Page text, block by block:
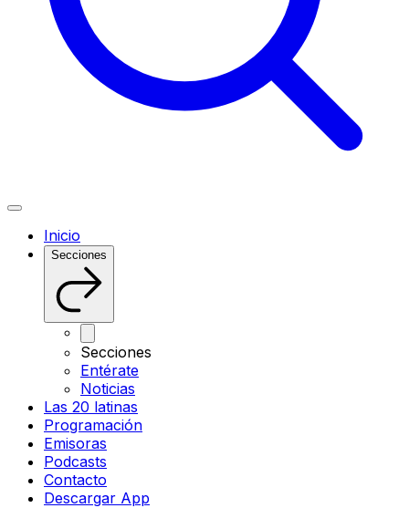
Inicio
Secciones
Secciones
Entérate
Noticias
Las 20 latinas
Programación
Emisoras
Podcasts
Contacto
Descargar App